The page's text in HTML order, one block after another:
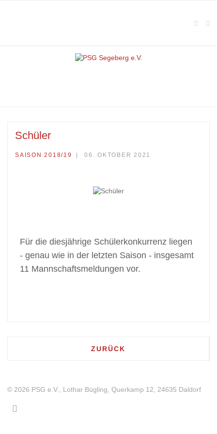
Schüler
SAISON 2018/19 06. OKTOBER 2021
Für die diesjährige Schülerkonkurrenz liegen
- genau wie in der letzten Saison - insgesamt
11 Mannschaftsmeldungen vor.
VORHERIGER BEITRAG:
ZURÜCK
© 2026 PSG e.V., Lothar Bügling, Querkamp 12, 24635 Daldorf